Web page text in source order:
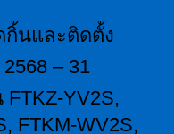
กิ้นและติดตั้ง
– 31
YV2S,
FTKM-WV2S,